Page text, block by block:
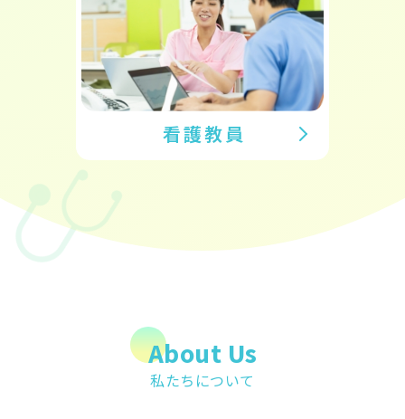
看護教員
About Us
私たちについて